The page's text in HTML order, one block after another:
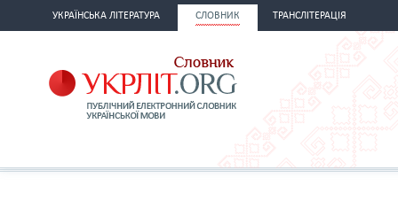
УКРАЇНСЬКА ЛІТЕРАТУРА СЛОВНИК ТРАНСЛІТЕРАЦІЯ